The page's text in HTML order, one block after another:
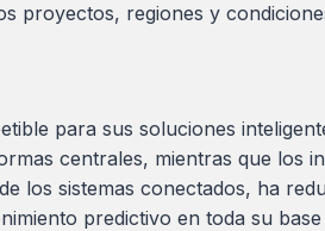
proyectos, regiones y
para sus soluciones
centrales, mientras que los
los sistemas conectados, ha
predictivo en toda su base